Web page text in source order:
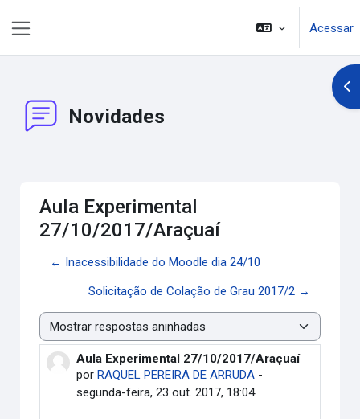
Acessar
Novidades
Aula Experimental
27/10/2017/Araçuaí
← Inacessibilidade do Moodle dia 24/10
Solicitação de Colação de Grau 2017/2 →
Modo de visualização
Aula Experimental 27/10/2017/Araçuaí
porRAQUEL PEREIRA DE ARRUDA -
segunda-feira, 23 out. 2017, 18:04
Número de respostas: 0